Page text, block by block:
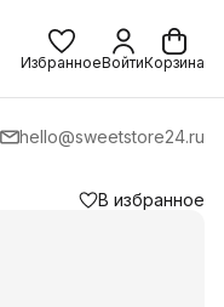
ИзбранноеВойтиКорзина
hello@sweetstore24.ru
В избранное